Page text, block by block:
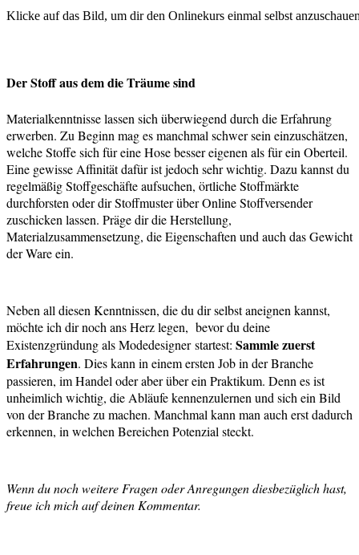
Klicke auf das Bild, um dir den Onlinekurs einmal selbst
Der Stoff aus dem die Träume sind
Materialkenntnisse lassen sich überwiegend durch die Erfahrung
erwerben. Zu Beginn mag es manchmal schwer sein einzuschätzen,
welche Stoffe sich für eine Hose besser eigenen als für ein Oberteil.
Eine gewisse Affinität dafür ist jedoch sehr wichtig. Dazu kannst du
regelmäßig Stoffgeschäfte aufsuchen, örtliche Stoffmärkte
durchforsten oder dir Stoffmuster über Online Stoffversender
zuschicken lassen. Präge dir die Herstellung,
Materialzusammensetzung, die Eigenschaften und auch das Gewicht
der Ware ein.
Neben all diesen Kenntnissen, die du dir selbst aneignen kannst,
möchte ich dir noch ans Herz legen, bevor du deine
Existenzgründung als Modedesigner startest: Sammle zuerst
Erfahrungen. Dies kann in einem ersten Job in der Branche
passieren, im Handel oder aber über ein Praktikum. Denn es ist
unheimlich wichtig, die Abläufe kennenzulernen und sich ein Bild
von der Branche zu machen. Manchmal kann man auch erst dadurch
erkennen, in welchen Bereichen Potenzial steckt.
Wenn du noch weitere Fragen oder Anregungen diesbezüglich hast,
freue ich mich auf deinen Kommentar.